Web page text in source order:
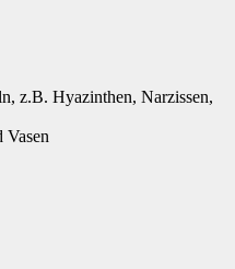
z.B. Hyazinthen, Narzissen,
Vasen